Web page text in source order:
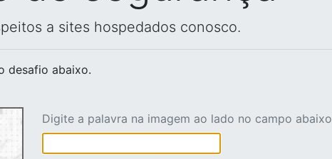
a sites hospedados conosco.
desafio abaixo.
Digite a palavra na imagem ao lado no campo abaixo